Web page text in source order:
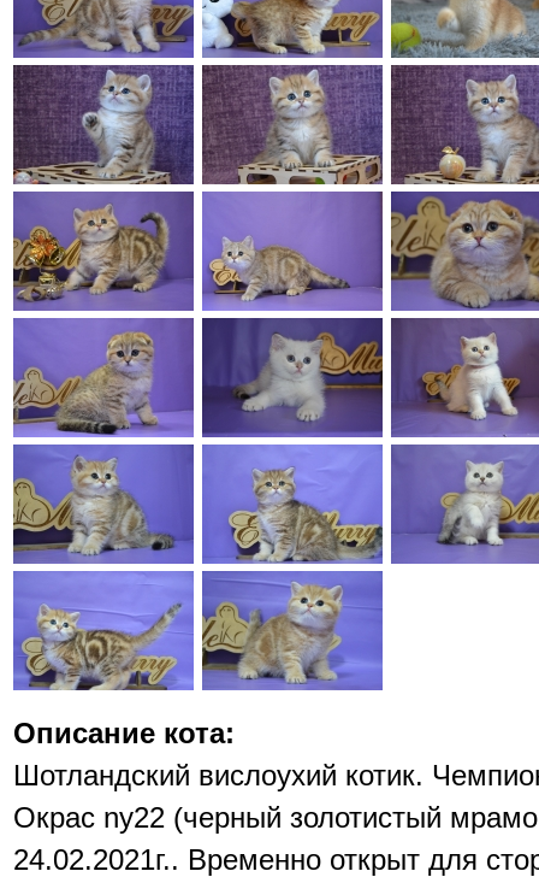
Описание кота:
Шотландский вислоухий котик.
Окрас ny22 (черный золотистый
24.02.2021г.. Временно открыт для